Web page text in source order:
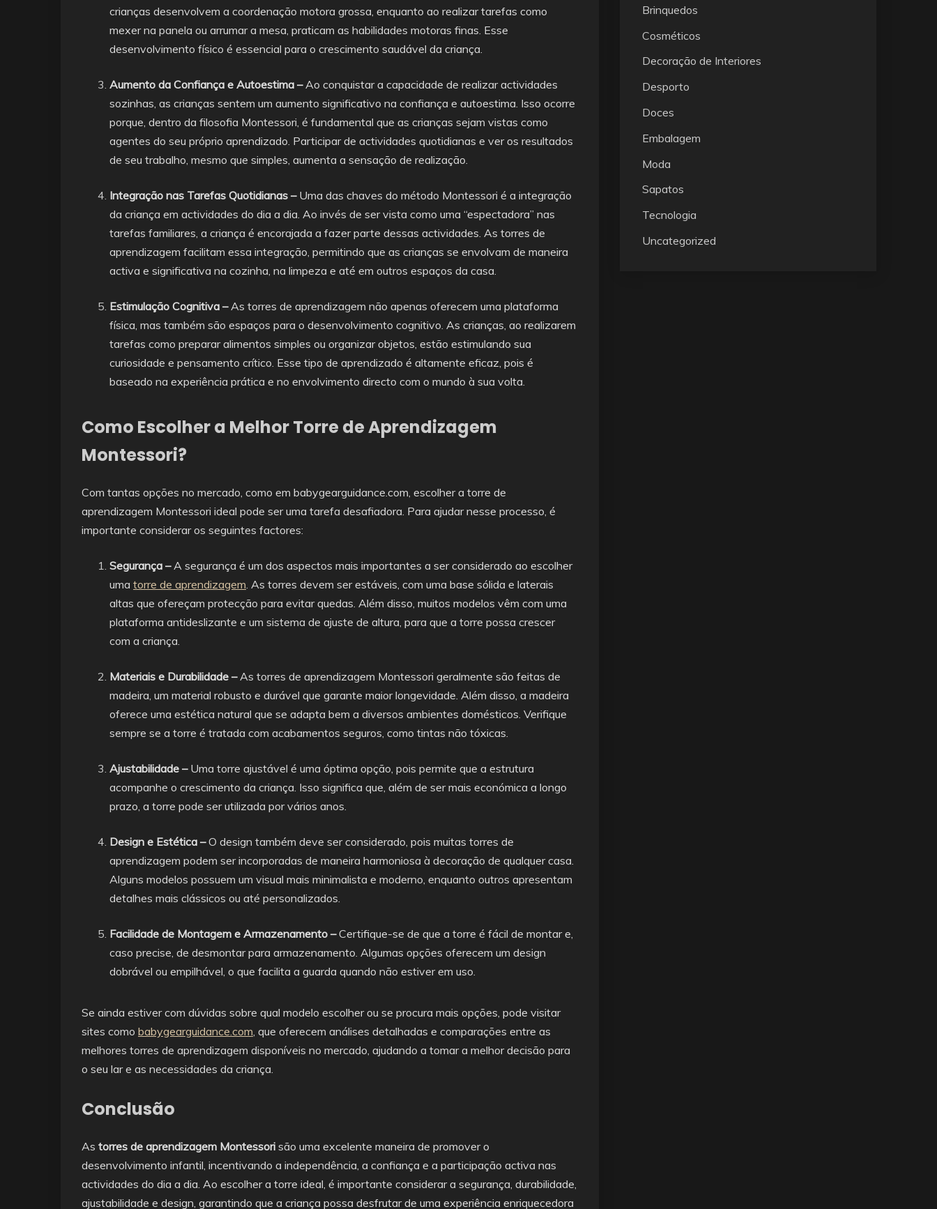
crianças desenvolvem a coordenação motora grossa, enquanto ao realizar tarefas como
mexer na panela ou arrumar a mesa, praticam as habilidades motoras finas. Esse
desenvolvimento físico é essencial para o crescimento saudável da criança.
Aumento da Confiança e Autoestima – Ao conquistar a capacidade de realizar actividades
sozinhas, as crianças sentem um aumento significativo na confiança e autoestima. Isso ocorre
porque, dentro da filosofia Montessori, é fundamental que as crianças sejam vistas como
agentes do seu próprio aprendizado. Participar de actividades quotidianas e ver os resultados
de seu trabalho, mesmo que simples, aumenta a sensação de realização.
Integração nas Tarefas Quotidianas – Uma das chaves do método Montessori é a integração
da criança em actividades do dia a dia. Ao invés de ser vista como uma “espectadora” nas
tarefas familiares, a criança é encorajada a fazer parte dessas actividades. As torres de
aprendizagem facilitam essa integração, permitindo que as crianças se envolvam de maneira
activa e significativa na cozinha, na limpeza e até em outros espaços da casa.
Estimulação Cognitiva – As torres de aprendizagem não apenas oferecem uma plataforma
física, mas também são espaços para o desenvolvimento cognitivo. As crianças, ao realizarem
tarefas como preparar alimentos simples ou organizar objetos, estão estimulando sua
curiosidade e pensamento crítico. Esse tipo de aprendizado é altamente eficaz, pois é
baseado na experiência prática e no envolvimento directo com o mundo à sua volta.
Como Escolher a Melhor Torre de Aprendizagem
Montessori?
Com tantas opções no mercado, como em babygearguidance.com, escolher a torre de
aprendizagem Montessori ideal pode ser uma tarefa desafiadora. Para ajudar nesse processo, é
importante considerar os seguintes factores:
Segurança – A segurança é um dos aspectos mais importantes a ser considerado ao escolher
uma torre de aprendizagem . As torres devem ser estáveis, com uma base sólida e laterais
altas que ofereçam protecção para evitar quedas. Além disso, muitos modelos vêm com uma
plataforma antideslizante e um sistema de ajuste de altura, para que a torre possa crescer
com a criança.
Materiais e Durabilidade – As torres de aprendizagem Montessori geralmente são feitas de
madeira, um material robusto e durável que garante maior longevidade. Além disso, a madeira
oferece uma estética natural que se adapta bem a diversos ambientes domésticos. Verifique
sempre se a torre é tratada com acabamentos seguros, como tintas não tóxicas.
Ajustabilidade – Uma torre ajustável é uma óptima opção, pois permite que a estrutura
acompanhe o crescimento da criança. Isso significa que, além de ser mais económica a longo
prazo, a torre pode ser utilizada por vários anos.
Design e Estética –O design também deve ser considerado, pois muitas torres de
aprendizagem podem ser incorporadas de maneira harmoniosa à decoração de qualquer casa.
Alguns modelos possuem um visual mais minimalista e moderno, enquanto outros apresentam
detalhes mais clássicos ou até personalizados.
Facilidade de Montagem e Armazenamento –Certifique-se de que a torre é fácil de montar e,
caso precise, de desmontar para armazenamento. Algumas opções oferecem um design
dobrável ou empilhável, o que facilita a guarda quando não estiver em uso.
Se ainda estiver com dúvidas sobre qual modelo escolher ou se procura mais opções, pode visitar
sites como babygearguidance.com , que oferecem análises detalhadas e comparações entre as
melhores torres de aprendizagem disponíveis no mercado, ajudando a tomar a melhor decisão para
o seu lar e as necessidades da criança.
Conclusão
As torres de aprendizagem Montessori são uma excelente maneira de promover o
desenvolvimento infantil, incentivando a independência, a confiança e a participação activa nas
actividades do dia a dia. Ao escolher a torre ideal, é importante considerar a segurança, durabilidade,
ajustabilidade e design, garantindo que a criança possa desfrutar de uma experiência enriquecedora
Brinquedos
Cosméticos
Decoração de Interiores
Desporto
Doces
Embalagem
Moda
Sapatos
Tecnologia
Uncategorized